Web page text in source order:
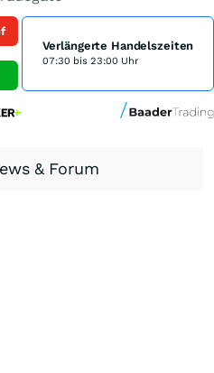
Verlängerte Handelszeiten
07:30 bis 23:00 Uhr
& Forum